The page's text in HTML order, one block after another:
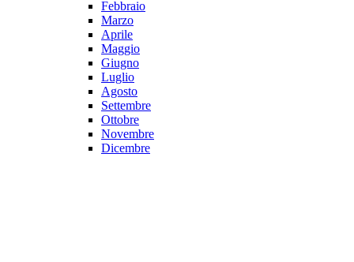
Febbraio
Marzo
Aprile
Maggio
Giugno
Luglio
Agosto
Settembre
Ottobre
Novembre
Dicembre